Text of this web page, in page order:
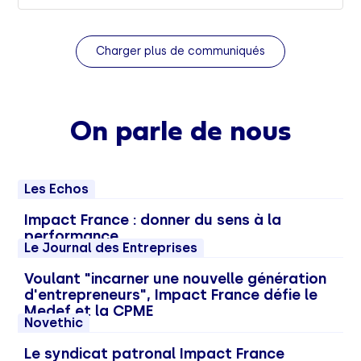
Charger plus de communiqués
On parle de nous
Les Echos
Impact France : donner du sens à la
performance
Le Journal des Entreprises
Voulant "incarner une nouvelle génération
d'entrepreneurs", Impact France défie le
Medef et la CPME
Novethic
Le syndicat patronal Impact France